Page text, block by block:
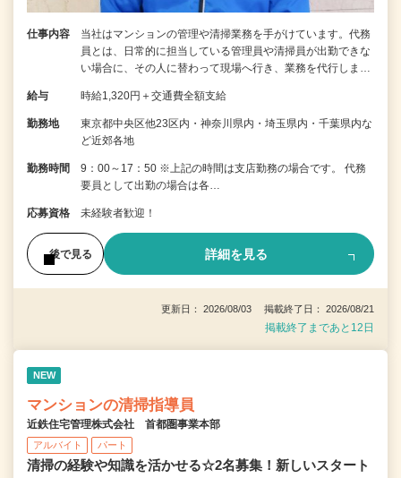
仕事内容
当社はマンションの管理や清掃業務を手がけています。代務
員とは、日常的に担当している管理員や清掃員が出勤できな
い場合に、その人に替わって現場へ行き、業務を代行しま…
給与 時給1,320円＋交通費全額支給
勤務地
東京都中央区他23区内・神奈川県内・埼玉県内・千葉県内な
ど近郊各地
勤務時間
9：00～17：50 ※上記の時間は支店勤務の場合です。 代務
要員として出勤の場合は各…
応募資格 未経験者歓迎！
後で見る 詳細を見る
更新日： 2026/08/03 掲載終了日： 2026/08/21
掲載終了まであと12日
NEW
マンションの清掃指導員
近鉄住宅管理株式会社 首都圏事業本部
アルバイト パート
清掃の経験や知識を活かせる☆2名募集！新しいスタート